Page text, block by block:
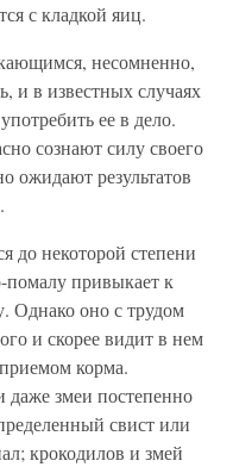
с кладкой яиц.
несомненно,
и в известных случаях
ее в дело.
сознают силу своего
ожидают результатов
до некоторой степени
привыкает к
Однако оно с трудом
и скорее видит в нем
корма.
змеи постепенно
свист или
крокодилов и змей